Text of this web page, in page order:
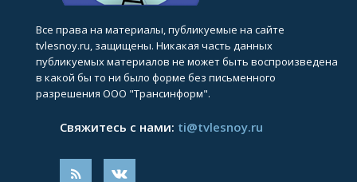
Все права на материалы, публикуемые на сайте
tvlesnoy.ru, защищены. Никакая часть данных
публикуемых материалов не может быть воспроизведена
в какой бы то ни было форме без письменного
разрешения ООО "Трансинформ".
Свяжитесь с нами: ti@tvlesnoy.ru